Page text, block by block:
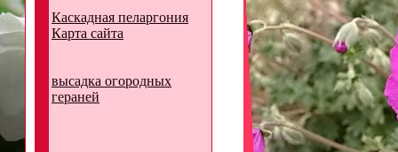
Каскадная пеларгония
Карта сайта
высадка огородных
гераней